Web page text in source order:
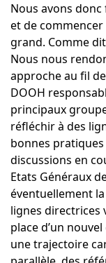
Nous avons
et de
grand. Comme dit
Nous nous
approche au fil
DOOH
principaux
réfléchir à des
bonnes
discussions en
Etats Généraux
éventuellement
lignes directrices
place d’un
une trajectoire